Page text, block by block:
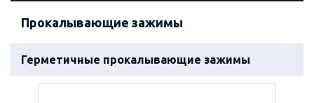
Прокалывающие зажимы
Герметичные прокалывающие зажимы